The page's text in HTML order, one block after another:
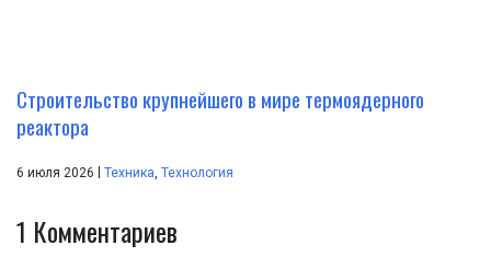
Строительство крупнейшего в мире термоядерного
реактора
6 июля 2026 Техника, Технология
1 Комментариев